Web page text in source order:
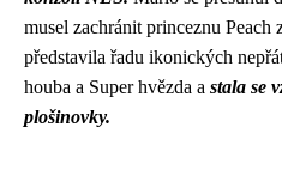
musel zachránit princeznu Peach
představila řadu ikonických
houba a Super hvězda a stala se
plošinovky.